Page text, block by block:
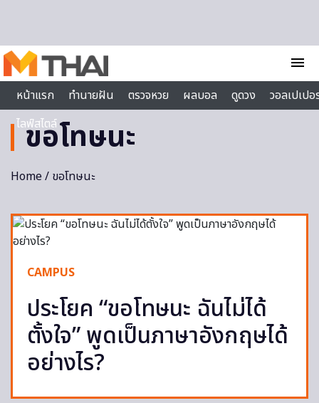
menu
หน้าแรก
ทำนายฝัน ตรวจหวย ผลบอล ดูดวง
วอลเปเป
ไลฟ์สไตล์
ขอโทษนะ
Home/ ขอโทษนะ
CAMPUS
ประโยค “ขอโทษนะ ฉันไม่ได้
ตั้งใจ” พูดเป็นภาษาอังกฤษได้
อย่างไร?